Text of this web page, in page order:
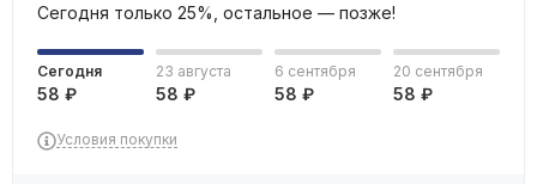
Сегодня только 25%, остальное — позже!
Сегодня
58 ₽
23 августа
58 ₽
6 сентября
58 ₽
20 сентября
58 ₽
Условия покупки